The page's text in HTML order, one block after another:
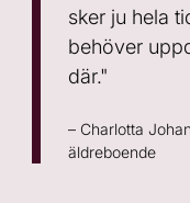
sker ju hela
behöver
där."
– Charlotta
äldreboende